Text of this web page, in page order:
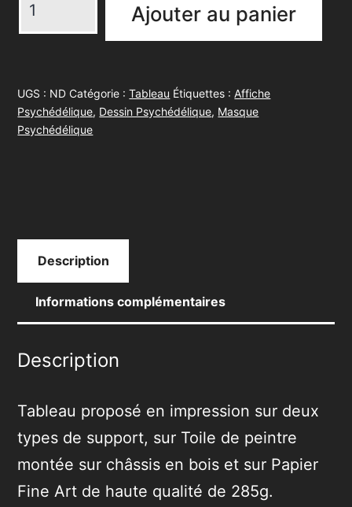
de
florale
Ajouter au panier
UGS : ND Catégorie :Tableau Étiquettes :Affiche
Psychédélique, Dessin Psychédélique, Masque
Psychédélique
Description
Informations complémentaires
Description
Tableau proposé en impression sur deux
types de support, sur Toile de peintre
montée sur châssis en bois et sur Papier
Fine Art de haute qualité de 285g.